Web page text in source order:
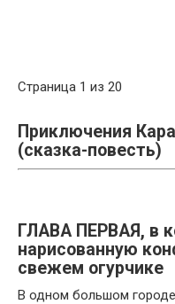
Страница 1 из 20
Приключения
(сказка-повесть)
ГЛАВА ПЕРВАЯ, в
нарисованную
свежем огурчике
В одном большом